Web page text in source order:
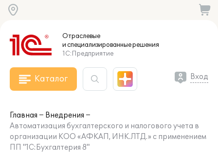
Отраслевые
и специализированныерешения
1С:Предприятие
Каталог Вход
Главная
Внедрения
Автоматизация бухгалтерского и налогового учета в
организации КОО «АФКАП, ИНК.ЛТД.» с применением
ПП "1С:Бухгалтерия 8"